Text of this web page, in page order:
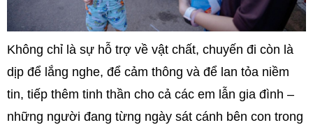
Không chỉ là sự hỗ trợ về vật chất, chuyến đi còn là
dịp để lắng nghe, để cảm thông và để lan tỏa niềm
tin, tiếp thêm tinh thần cho cả các em lẫn gia đình –
những người đang từng ngày sát cánh bên con trong